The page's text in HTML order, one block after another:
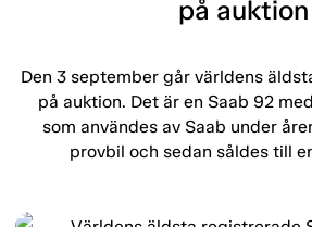
på auktion
Den 3 september går världens
på auktion. Det är en Saab 92
som användes av Saab under
provbil och sedan såldes till